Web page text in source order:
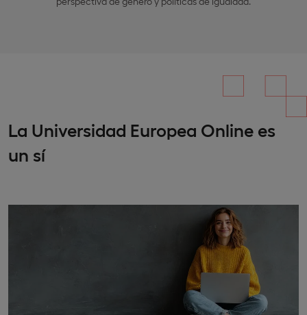
La Universidad Europea Online es
un sí